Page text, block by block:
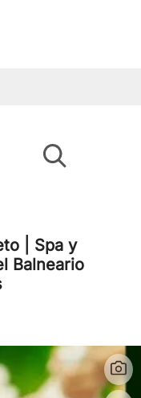
| Spa y
Balneario